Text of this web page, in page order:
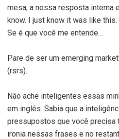
mesa, a nossa resposta interna
know. I just know it was like this.
Se é que você me entende…
Pare de ser um emerging
(rsrs).
Não ache inteligentes essas
em inglês. Sabia que a
pressupostos que você precisa
ironia nessas frases e no